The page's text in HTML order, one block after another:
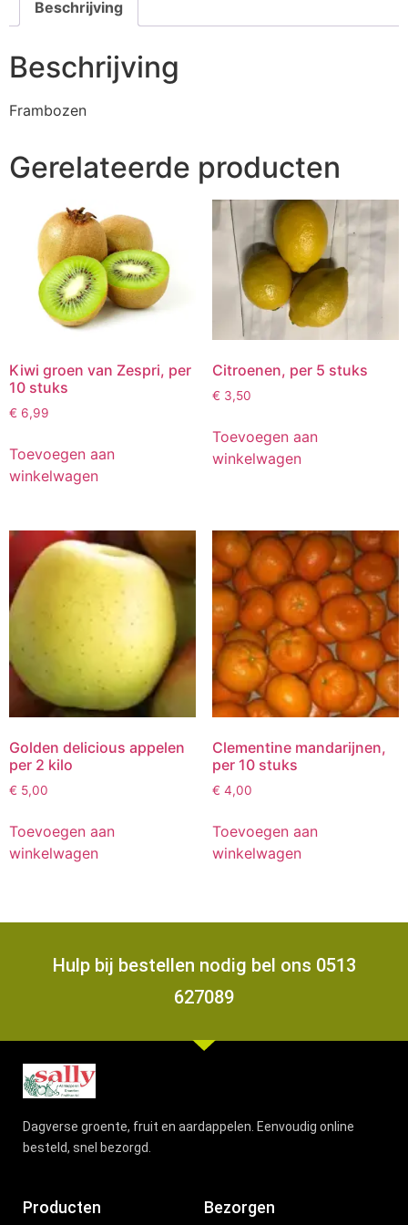
Beschrijving
Beschrijving
Frambozen
Gerelateerde producten
Kiwi groen van Zespri, per
10 stuks
€ 6,99
Toevoegen aan
winkelwagen
Citroenen, per 5 stuks
€ 3,50
Toevoegen aan
winkelwagen
Golden delicious appelen
per 2 kilo
€ 5,00
Toevoegen aan
winkelwagen
Clementine mandarijnen,
per 10 stuks
€ 4,00
Toevoegen aan
winkelwagen
Hulp bij bestellen nodig bel ons 0513
627089
Dagverse groente, fruit en aardappelen. Eenvoudig online
besteld, snel bezorgd.
Producten Bezorgen